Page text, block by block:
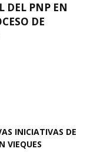
DEL PNP EN
DE
INICIATIVAS DE
VIEQUES